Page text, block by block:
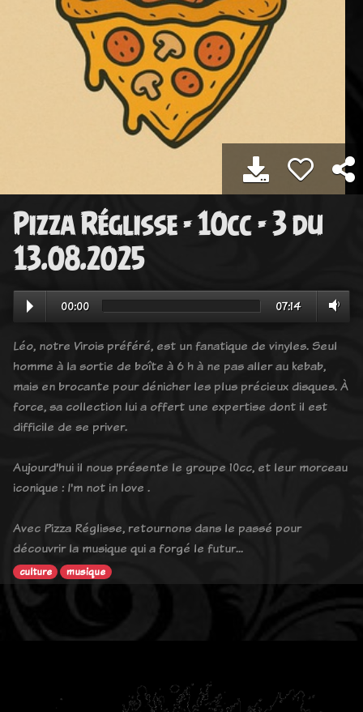
Pizza Réglisse - 10cc - 3 du
13.08.2025
00:00 07:14
Léo, notre Virois préféré, est un fanatique de vinyles. Seul
homme à la sortie de boîte à 6 h à ne pas aller au kebab,
mais en brocante pour dénicher les plus précieux disques. À
force, sa collection lui a offert une expertise dont il est
difficile de se priver.
Aujourd'hui il nous présente le groupe 10cc, et leur morceau
iconique : I'm not in love .
Avec Pizza Réglisse, retournons dans le passé pour
découvrir la musique qui a forgé le futur...
culture musique